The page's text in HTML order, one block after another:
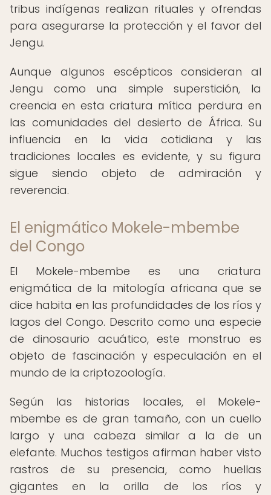
tribus indígenas realizan rituales y ofrendas
para asegurarse la protección y el favor del
Jengu.
Aunque algunos escépticos consideran al
Jengu como una simple superstición, la
creencia en esta criatura mítica perdura en
las comunidades del desierto de África. Su
influencia en la vida cotidiana y las
tradiciones locales es evidente, y su figura
sigue siendo objeto de admiración y
reverencia.
El enigmático Mokele-mbembe
del Congo
El Mokele-mbembe es una criatura
enigmática de la mitología africana que se
dice habita en las profundidades de los ríos y
lagos del Congo. Descrito como una especie
de dinosaurio acuático, este monstruo es
objeto de fascinación y especulación en el
mundo de la criptozoología.
Según las historias locales, el Mokele-
mbembe es de gran tamaño, con un cuello
largo y una cabeza similar a la de un
elefante. Muchos testigos afirman haber visto
rastros de su presencia, como huellas
gigantes en la orilla de los ríos y